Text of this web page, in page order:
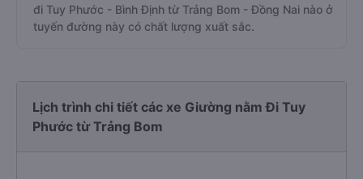
đi Tuy Phước - Bình Định từ Trảng Bom - Đồng Nai nào ở
tuyến đường này có chất lượng xuất sắc.
Lịch trình chi tiết các xe Giường nằm Đi Tuy
Phước từ Trảng Bom